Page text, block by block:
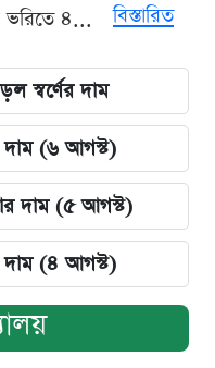
ভরিতে ৪...
বিস্তারিত
স্বর্ণের দাম
দাম (৬ আগস্ট)
দাম (৫ আগস্ট)
দাম (৪ আগস্ট)